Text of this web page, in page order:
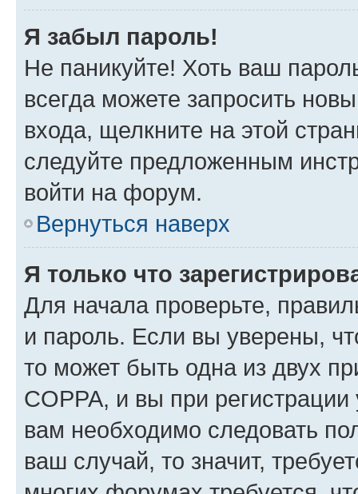
Я забыл пароль!
Не паникуйте! Хоть ваш
всегда можете запросить
входа, щелкните на этой
следуйте предложенным
войти на форум.
Вернуться наверх
Я только что
Для начала проверьте,
и пароль. Если вы уверены,
то может быть одна из двух
COPPA, и вы при
вам необходимо следовать
ваш случай, то значит,